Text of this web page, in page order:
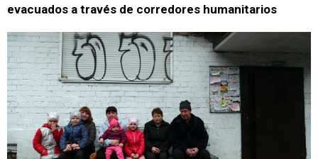
evacuados a través de corredores humanitarios